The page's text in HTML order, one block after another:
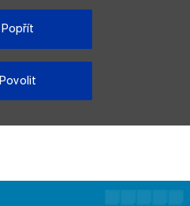
Popřít
Povolit